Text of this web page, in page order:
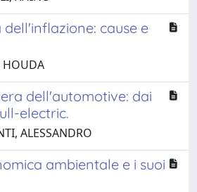
cause e
HOUDA
dell'automotive: dai
electric.
ALESSANDRO
ambientale e i suoi